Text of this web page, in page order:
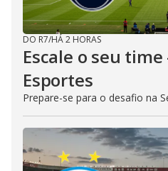
DO R7/HÁ 2 HORAS
Escale o seu
Esportes
Prepare-se para o desafio na